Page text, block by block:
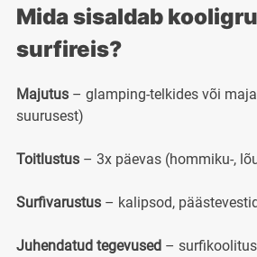
Mida sisaldab
surfireis?
Majutus– glamping-telkides või
suurusest)
Toitlustus– 3x päevas (hommiku-,
Surfivarustus– kalipsod,
Juhendatud tegevused–